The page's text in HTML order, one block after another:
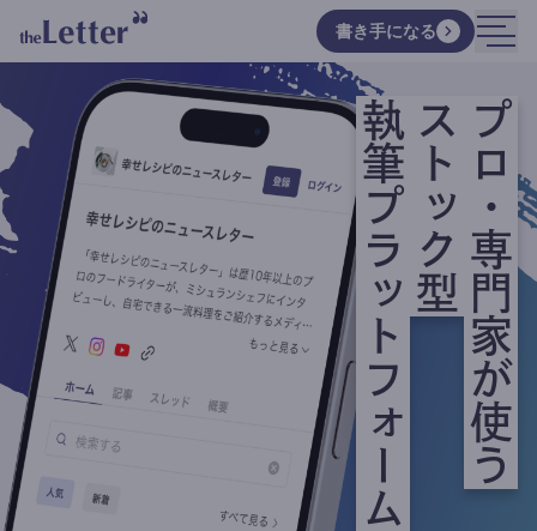
書き手になる
プロ・専門家が使う
ストック型
執筆プラットフォーム